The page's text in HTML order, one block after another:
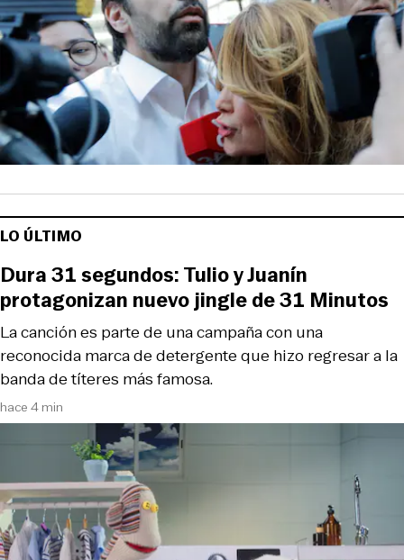
LO ÚLTIMO
hace 4 min
La canción es parte de una campaña con una
reconocida marca de detergente que hizo regresar a la
banda de títeres más famosa.
Dura 31 segundos: Tulio y Juanín
protagonizan nuevo jingle de 31 Minutos